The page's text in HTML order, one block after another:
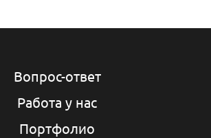
Вопрос-ответ
Работа у нас
Портфолио